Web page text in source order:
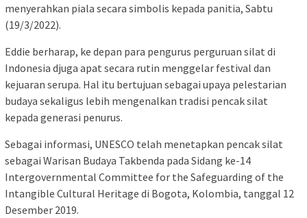
menyerahkan piala secara simbolis kepada panitia, Sabtu
(19/3/2022).
Eddie berharap, ke depan para pengurus perguruan silat di
Indonesia djuga apat secara rutin menggelar festival dan
kejuaran serupa. Hal itu bertujuan sebagai upaya pelestarian
budaya sekaligus lebih mengenalkan tradisi pencak silat
kepada generasi penurus.
Sebagai informasi, UNESCO telah menetapkan pencak silat
sebagai Warisan Budaya Takbenda pada Sidang ke-14
Intergovernmental Committee for the Safeguarding of the
Intangible Cultural Heritage di Bogota, Kolombia, tanggal 12
Desember 2019.